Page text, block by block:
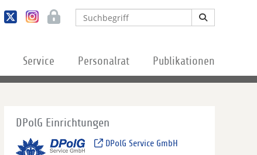
Service Personalrat Publikationen
DPolG Einrichtungen
DPolG Service GmbH